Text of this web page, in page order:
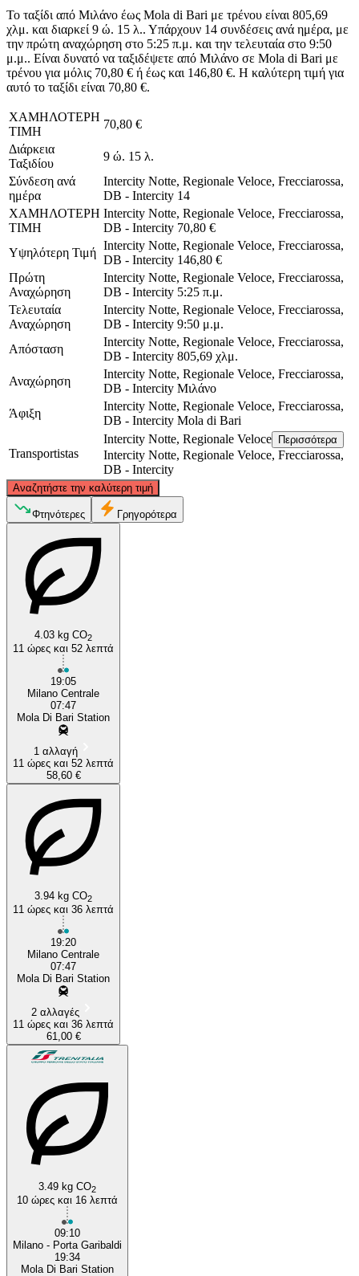
Το ταξίδι από Μιλάνο έως Mola di Bari με τρένου είναι 805,69
χλμ. και διαρκεί 9 ώ. 15 λ.. Υπάρχουν 14 συνδέσεις ανά ημέρα, με
την πρώτη αναχώρηση στο 5:25 π.μ. και την τελευταία στο 9:50
μ.μ.. Είναι δυνατό να ταξιδέψετε από Μιλάνο σε Mola di Bari με
τρένου για μόλις 70,80 € ή έως και 146,80 €. Η καλύτερη τιμή για
αυτό το ταξίδι είναι 70,80 €.
ΧΑΜΗΛΟΤΕΡΗ
ΤΙΜΗ
70,80 €
Διάρκεια
Ταξιδίου
9 ώ. 15 λ.
Σύνδεση ανά
ημέρα
Intercity Notte, Regionale Veloce, Frecciarossa,
DB - Intercity 14
ΧΑΜΗΛΟΤΕΡΗ
ΤΙΜΗ
Intercity Notte, Regionale Veloce, Frecciarossa,
DB - Intercity 70,80 €
Υψηλότερη Τιμή
Intercity Notte, Regionale Veloce, Frecciarossa,
DB - Intercity 146,80 €
Πρώτη
Αναχώρηση
Intercity Notte, Regionale Veloce, Frecciarossa,
DB - Intercity 5:25 π.μ.
Τελευταία
Αναχώρηση
Intercity Notte, Regionale Veloce, Frecciarossa,
DB - Intercity 9:50 μ.μ.
Απόσταση
Intercity Notte, Regionale Veloce, Frecciarossa,
DB - Intercity 805,69 χλμ.
Αναχώρηση
Intercity Notte, Regionale Veloce, Frecciarossa,
DB - Intercity Μιλάνο
Άφιξη
Intercity Notte, Regionale Veloce, Frecciarossa,
DB - Intercity Mola di Bari
Transportistas
Intercity Notte, Regionale Veloce Περισσότερα
Intercity Notte, Regionale Veloce, Frecciarossa,
DB - Intercity
Αναζητήστε την καλύτερη τιμή
Φτηνότερες Γρηγορότερα
4.03 kg CO2
11 ώρες και 52 λεπτά
19:05
Milano Centrale
07:47
Mola Di Bari Station
1 αλλαγή
11 ώρες και 52 λεπτά
58,60 €
3.94 kg CO2
11 ώρες και 36 λεπτά
19:20
Milano Centrale
07:47
Mola Di Bari Station
2 αλλαγές
11 ώρες και 36 λεπτά
61,00 €
3.49 kg CO2
10 ώρες και 16 λεπτά
09:10
Milano - Porta Garibaldi
19:34
Mola Di Bari Station